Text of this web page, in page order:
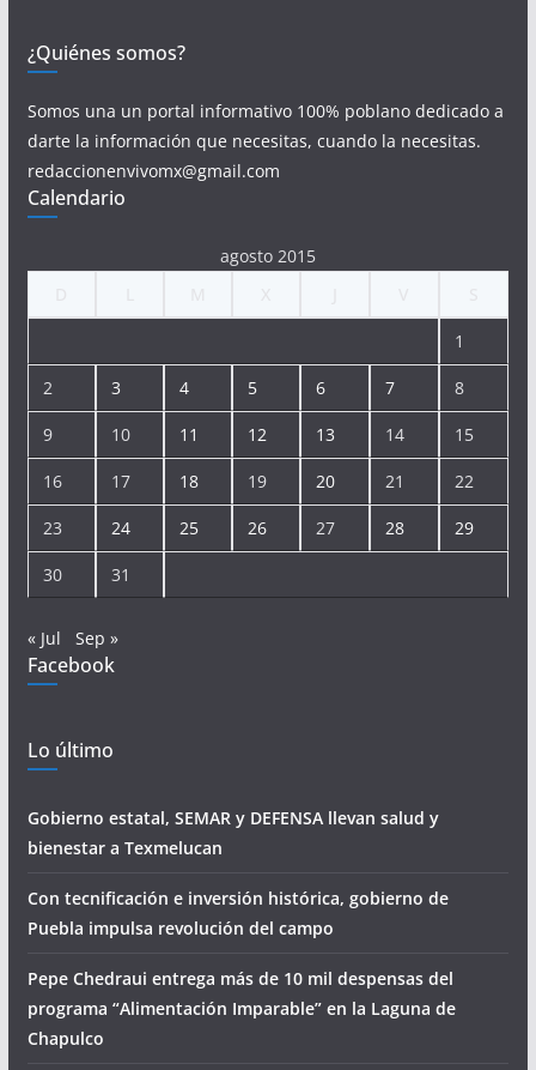
¿Quiénes somos?
Somos una un portal informativo 100% poblano dedicado a
darte la información que necesitas, cuando la necesitas.
redaccionenvivomx@gmail.com
Calendario
agosto 2015
1
2 3 4 5 6 7 8
9 10 11 12 13 14 15
16 17 18 19 20 21 22
23 24 25 26 27 28 29
30 31
« Jul Sep »
Facebook
Lo último
Gobierno estatal, SEMAR y DEFENSA llevan salud y
bienestar a Texmelucan
Con tecnificación e inversión histórica, gobierno de
Puebla impulsa revolución del campo
Pepe Chedraui entrega más de 10 mil despensas del
programa “Alimentación Imparable” en la Laguna de
Chapulco